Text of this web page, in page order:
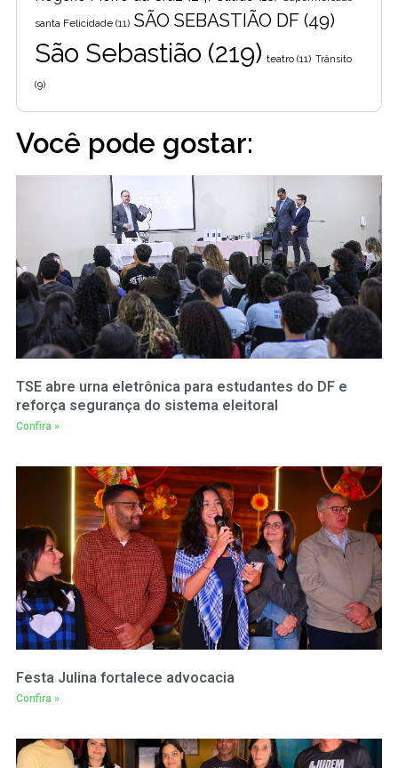
santa Felicidade (11) SÃO SEBASTIÃO DF (49)
São Sebastião (219) teatro (11) Trânsito
(9)
Você pode gostar:
TSE abre urna eletrônica para estudantes do DF e
reforça segurança do sistema eleitoral
Confira »
Festa Julina fortalece advocacia
Confira »